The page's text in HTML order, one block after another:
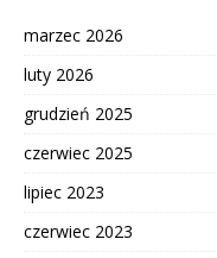
marzec 2026
luty 2026
grudzień 2025
czerwiec 2025
lipiec 2023
czerwiec 2023